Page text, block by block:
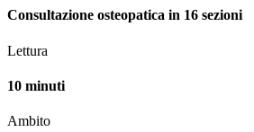
Consultazione osteopatica in 16 sezioni
Lettura
10 minuti
Ambito